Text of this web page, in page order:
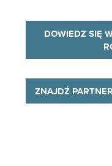
DOWIEDZ SIĘ
ZNAJDŹ